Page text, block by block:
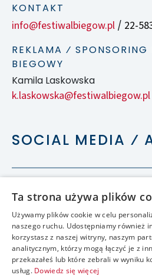
KONTAKT
info@festiwalbiegow.pl / 22-
REKLAMA ⁄ SPONSORING
BIEGOWY
Kamila Laskowska
k.laskowska@festiwalbiegow.pl
SOCIAL MEDIA ⁄
Ta strona używa plików
Używamy plików cookie w celu
naszego ruchu. Udostępniamy również
korzystasz z naszej witryny, naszym
analitycznym, którzy mogą łączyć je z
przekazałeś lub które zebrali w wyniku
usług. Dowiedz się więcej